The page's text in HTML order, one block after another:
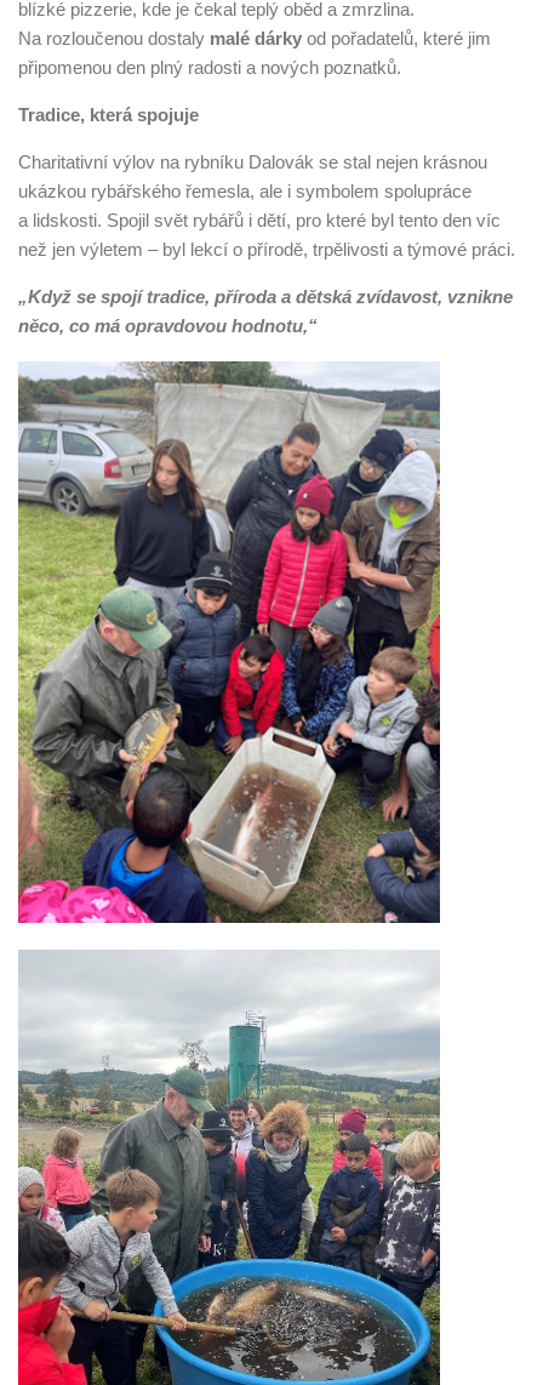
blízké pizzerie, kde je čekal teplý oběd a zmrzlina.
Na rozloučenou dostaly malé dárky od pořadatelů, které jim
připomenou den plný radosti a nových poznatků.
Tradice, která spojuje
Charitativní výlov na rybníku Dalovák se stal nejen krásnou
ukázkou rybářského řemesla, ale i symbolem spolupráce
a lidskosti. Spojil svět rybářů i dětí, pro které byl tento den víc
než jen výletem – byl lekcí o přírodě, trpělivosti a týmové práci.
„Když se spojí tradice, příroda a dětská zvídavost, vznikne
něco, co má opravdovou hodnotu,“